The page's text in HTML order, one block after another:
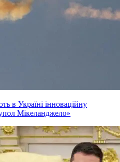
в Україні інноваційну
Мікеланджело»